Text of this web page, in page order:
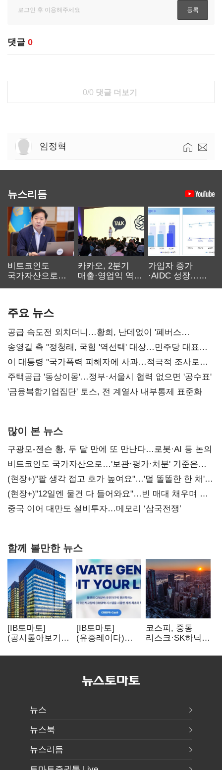
댓글 0
0/0 댓글 더보기
임정혁
뉴스리듬
비트코인도
국가자산으로…'
카카오, 2분기
매출·영업익 역대
가입자 증가
·AIDC 성장…
주요 뉴스
공급 속도전 외치더니…황희, 난데없이 '폐버스
리모델링' 제안
송영길 측 "정청래, 국힘 '역선택' 대상…민주당 대표로
총선 지휘 못해"
이 대통령 "국가폭력 피해자에 사과…적극적 조사로
진실 밝혀야"
주택공급 '동상이몽'…정부·서울시 협력 없으면 '공수표'
'금융복합기업집단' 토스, 전 계열사 내부통제 표준화
많이 본 뉴스
구광모-젠슨 황, 두 달 만에 또 만난다…로봇·AI 등 논의
비트코인도 국가자산으로…'보관·평가·처분' 기준은
숙제
(현장+)"팔 생각 접고 호가 높여요"…'덜 똘똘한 한 채'
20억 키맞추기
(현장+)"12일엔 물건 다 들어와요"…빈 매대 채우며 문
연 홈플러스
중국 이어 대만도 설비투자…메모리 ‘삼국전쟁’
함께 볼만한 뉴스
[IB토마토]
(공시톺아보기)
바로 매출로
[IB토마토]
(유증레이다)
3분의 1 토막…
비용부터 챙긴다
코스피, 중동
리스크·SK하닉
뒷걸음
뉴스
뉴스북
뉴스리듬